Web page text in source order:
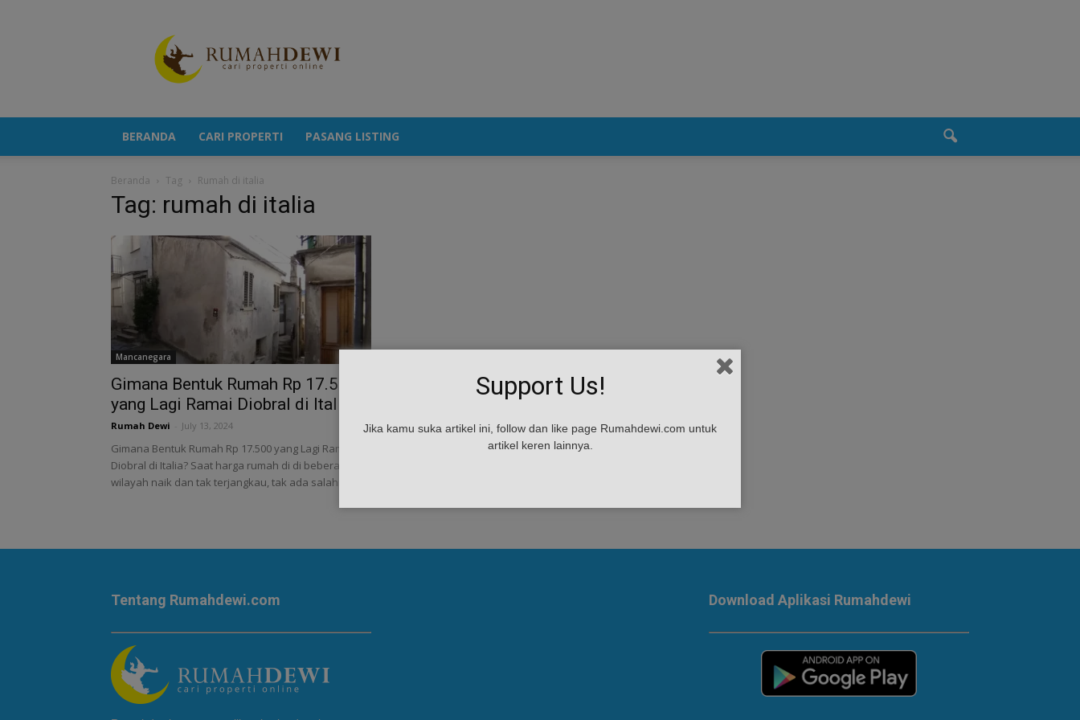
Berita
Properti
Terkini
BERANDA CARI PROPERTI PASANG LISTING
Beranda Tag Rumah di italia
Tag: rumah di italia
Mancanegara
Gimana Bentuk Rumah Rp 17.500
yang Lagi Ramai Diobral di Italia?
Rumah Dewi July 13, 2024
Gimana Bentuk Rumah Rp 17.500 yang Lagi Ramai
Diobral di Italia? Saat harga rumah di di beberapa
wilayah naik dan tak terjangkau, tak ada salahnya...
Tentang Rumahdewi.com Download Aplikasi Rumahdewi
Support Us!
Jika kamu suka artikel ini, follow dan like page Rumahdewi.com untuk
artikel keren lainnya.